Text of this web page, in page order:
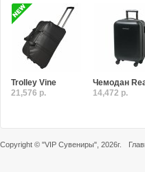
Trolley Vine
21,576 р.
Чемодан
14,472 р.
Copyright © "VIP Сувениры" , 2026г.